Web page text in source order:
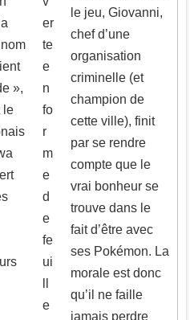
»,
le
er
te
e
n
fo
r
m
e
d
e
fe
ui
e
le jeu, Giovanni,
chef d’une
organisation
criminelle (et
champion de
cette ville), finit
par se rendre
compte que le
vrai bonheur se
trouve dans le
fait d’être avec
ses Pokémon. La
morale est donc
qu’il ne faille
jamais perdre